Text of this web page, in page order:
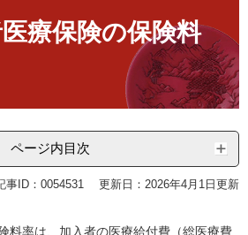
療保険の保険料
ページ内目次
事ID：0054531 更新日：2026年4月1日更新
料率は、加入者の医療給付費（総医療費